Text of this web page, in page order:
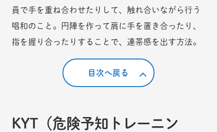
員で手を重ね合わせたりして、触れ合いながら行う
唱和のこと。円陣を作って肩に手を置き合ったり、
指を握り合ったりすることで、連帯感を出す方法。
目次へ戻る
KYT（危険予知トレーニン